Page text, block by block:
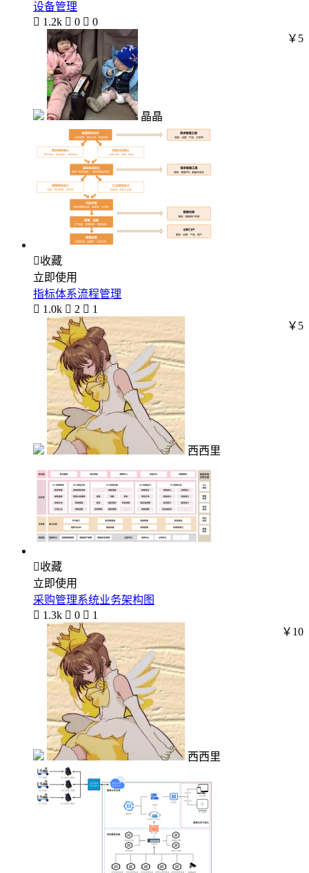
设备管理
 1.2k  0  0
晶晶
￥5
收藏
立即使用
指标体系流程管理
 1.0k  2  1
西西里
￥5
收藏
立即使用
采购管理系统业务架构图
 1.3k  0  1
西西里
￥10